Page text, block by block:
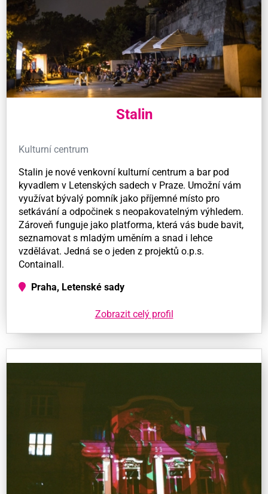
Stalin
Kulturní centrum
Stalin je nové venkovní kulturní centrum a bar pod
kyvadlem v Letenských sadech v Praze. Umožní vám
využívat bývalý pomník jako příjemné místo pro
setkávání a odpočinek s neopakovatelným výhledem.
Zároveň funguje jako platforma, která vás bude bavit,
seznamovat s mladým uměním a snad i lehce
vzdělávat. Jedná se o jeden z projektů o.p.s.
Containall.
Praha, Letenské sady
Zobrazit celý profil